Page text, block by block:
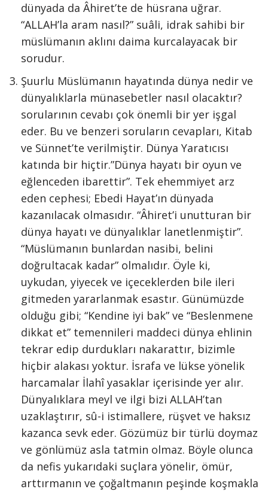
dünyada da Âhiret’te de hüsrana uğrar.
“ALLAH’la aram nasıl?” suâli, idrak sahibi bir
müslümanın aklını daima kurcalayacak bir
sorudur.
Şuurlu Müslümanın hayatında dünya nedir ve
dünyalıklarla münasebetler nasıl olacaktır?
sorularının cevabı çok önemli bir yer işgal
eder. Bu ve benzeri soruların cevapları, Kitab
ve Sünnet’te verilmiştir. Dünya Yaratıcısı
katında bir hiçtir.”Dünya hayatı bir oyun ve
eğlenceden ibarettir”. Tek ehemmiyet arz
eden cephesi; Ebedi Hayat’ın dünyada
kazanılacak olmasıdır. “Âhiret’i unutturan bir
dünya hayatı ve dünyalıklar lanetlenmiştir”.
“Müslümanın bunlardan nasibi, belini
doğrultacak kadar” olmalıdır. Öyle ki,
uykudan, yiyecek ve içeceklerden bile ileri
gitmeden yararlanmak esastır. Günümüzde
olduğu gibi; “Kendine iyi bak” ve “Beslenmene
dikkat et” temennileri maddeci dünya ehlinin
tekrar edip durdukları nakarattır, bizimle
hiçbir alakası yoktur. İsrafa ve lükse yönelik
harcamalar İlahî yasaklar içerisinde yer alır.
Dünyalıklara meyl ve ilgi bizi ALLAH’tan
uzaklaştırır, sû-i istimallere, rüşvet ve haksız
kazanca sevk eder. Gözümüz bir türlü doymaz
ve gönlümüz asla tatmin olmaz. Böyle olunca
da nefis yukarıdaki suçlara yönelir, ömür,
arttırmanın ve çoğaltmanın peşinde koşmakla